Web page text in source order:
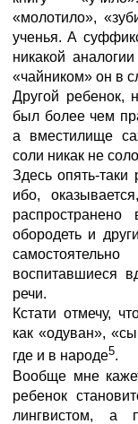
«молотило»,
ученья. А
никакой
«чайником» он в
Другой ребенок,
был более чем
а вместилище
соли никак не
Здесь опять-таки
ибо,
обородеть и
воспитавшиеся
речи.
Кстати отмечу,
как «одуван»,
где и в народе5.
Вообще мне
ребенок
лингвистом, а